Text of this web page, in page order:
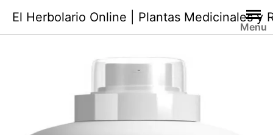
contenido
El Herbolario Online | Plantas Medicinales y
Menu